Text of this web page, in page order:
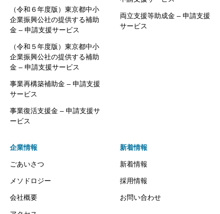
（令和６年度版）東京都中小
企業振興公社の提供する補助
金 – 申請支援サービス
（令和５年度版）東京都中小
企業振興公社の提供する補助
金 – 申請支援サービス
事業再構築補助金 – 申請支援
サービス
事業復活支援金 – 申請支援サ
ービス
両立支援等助成金 – 申請支援
サービス
企業情報
ごあいさつ
メソドロジー
会社概要
新着情報
新着情報
採用情報
お問い合わせ